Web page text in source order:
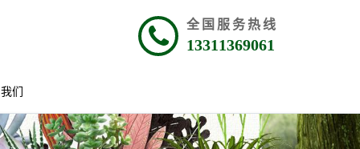
全国服务热线
13311369061
们